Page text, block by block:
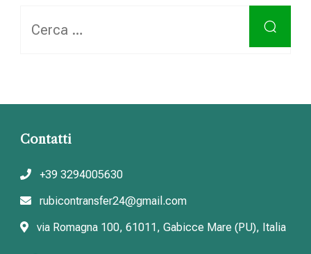
per:
Contatti
+39 3294005630
rubicontransfer24@gmail.com
via Romagna 100, 61011, Gabicce Mare (PU), Italia